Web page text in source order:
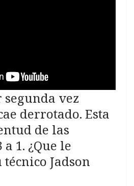
vez
derrotado. Esta
de las
1. ¿Que le
Jadson